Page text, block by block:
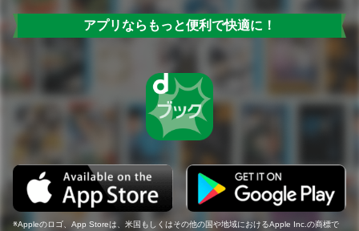
アプリならもっと便利で快適に！
Appleのロゴ、App Storeは、米国もしくはその他の国や地域におけるApple Inc.の商標で